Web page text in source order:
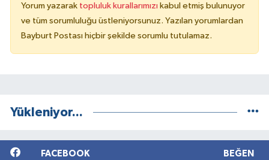
Yorum yazarak topluluk kurallarımızı kabul etmiş bulunuyor
ve tüm sorumluluğu üstleniyorsunuz. Yazılan yorumlardan
Bayburt Postası hiçbir şekilde sorumlu tutulamaz.
Yükleniyor...
FACEBOOK BEĞEN